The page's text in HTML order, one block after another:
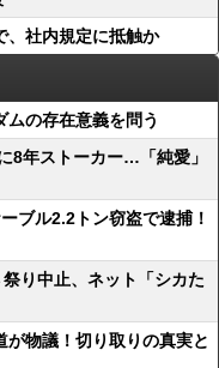
、社内規定に抵触か
ムの存在意義を問う
8年ストーカー…「純愛」
ブル2.2トン窃盗で逮捕！
り中止、ネット「シカた
が物議！切り取りの真実と